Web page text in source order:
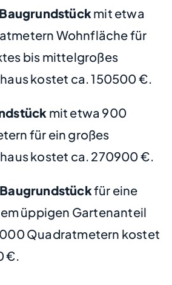
mit etwa
Wohnfläche für
bis mittelgroßes
kostet ca. 150500 €.
mit etwa 900
für ein großes
kostet ca. 270900 €.
für eine
üppigen Gartenanteil
Quadratmetern kostet
€.